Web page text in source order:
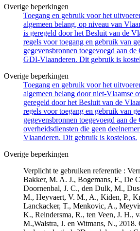
Overige beperkingen
Toegang en gebruik voor het
algemeen belang, op niveau van
is geregeld door het Besluit van de
regels voor toegang en gebruik van
gegevensbronnen toegevoegd aan
GDI-Vlaanderen. Dit gebruik is
Overige beperkingen
Toegang en gebruik voor het
algemeen belang door niet-Vlaamse
geregeld door het Besluit van de
regels voor toegang en gebruik van
gegevensbronnen toegevoegd aan
overheidsdiensten die geen
Vlaanderen. Dit gebruik is kosteloos.
Overige beperkingen
Verplicht te gebruiken referentie :
Bakker, M. A. J., Bogemans, F., De
Doornenbal, J. C., den Dulk, M.,
M., Heyvaert, V. M., A., Kiden, P.,
Lanckacker, T., Menkovic, A.,
K., Reindersma, R., ten Veen, J. H.,
M.,Walstra, J. en Witmans, N., 2018.